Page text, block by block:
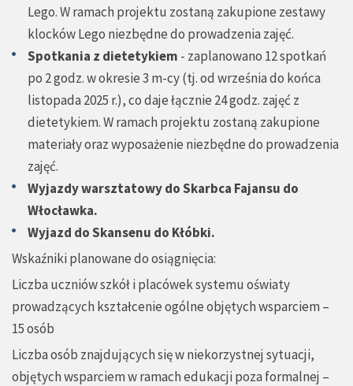
Lego. W ramach projektu zostaną zakupione zestawy
klocków Lego niezbędne do prowadzenia zajęć.
Spotkania z dietetykiem - zaplanowano 12 spotkań
po 2 godz. w okresie 3 m-cy (tj. od września do końca
listopada 2025 r.), co daje łącznie 24 godz. zajęć z
dietetykiem. W ramach projektu zostaną zakupione
materiały oraz wyposażenie niezbędne do prowadzenia
zajęć.
Wyjazdy warsztatowy do Skarbca Fajansu do
Włocławka.
Wyjazd do Skansenu do Kłóbki.
Wskaźniki planowane do osiągnięcia:
Liczba uczniów szkół i placówek systemu oświaty
prowadzących kształcenie ogólne objętych wsparciem –
15 osób
Liczba osób znajdujących się w niekorzystnej sytuacji,
objętych wsparciem w ramach edukacji poza formalnej –